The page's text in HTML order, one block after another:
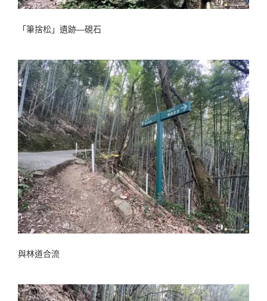
「筆捨松」遺跡―硯石
與林道合流